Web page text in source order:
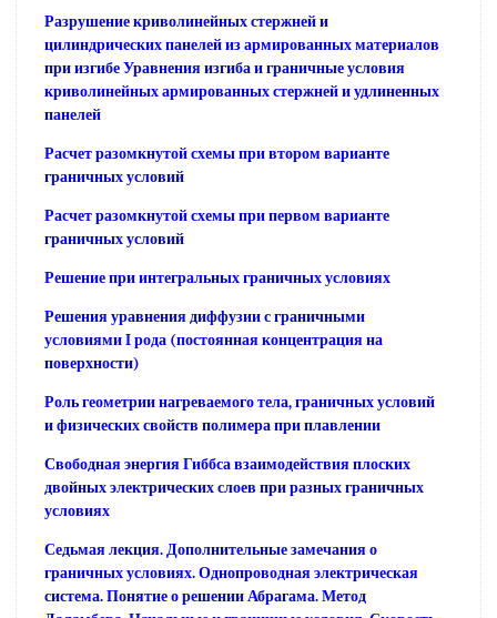
Разрушение криволинейных стержней и
цилиндрических панелей из армированных материалов
при изгибе Уравнения изгиба и граничные условия
криволинейных армированных стержней и удлиненных
панелей
Расчет разомкнутой схемы при втором варианте
граничных условий
Расчет разомкнутой схемы при первом варианте
граничных условий
Решение при интегральных граничных условиях
Решения уравнения диффузии с граничными
условиями I рода (постоянная концентрация на
поверхности)
Роль геометрии нагреваемого тела, граничных условий
и физических свойств полимера при плавлении
Свободная энергия Гиббса взаимодействия плоских
двойных электрических слоев при разных граничных
условиях
Седьмая лекция. Дополнительные замечания о
граничных условиях. Однопроводная электрическая
система. Понятие о решении Абрагама. Метод